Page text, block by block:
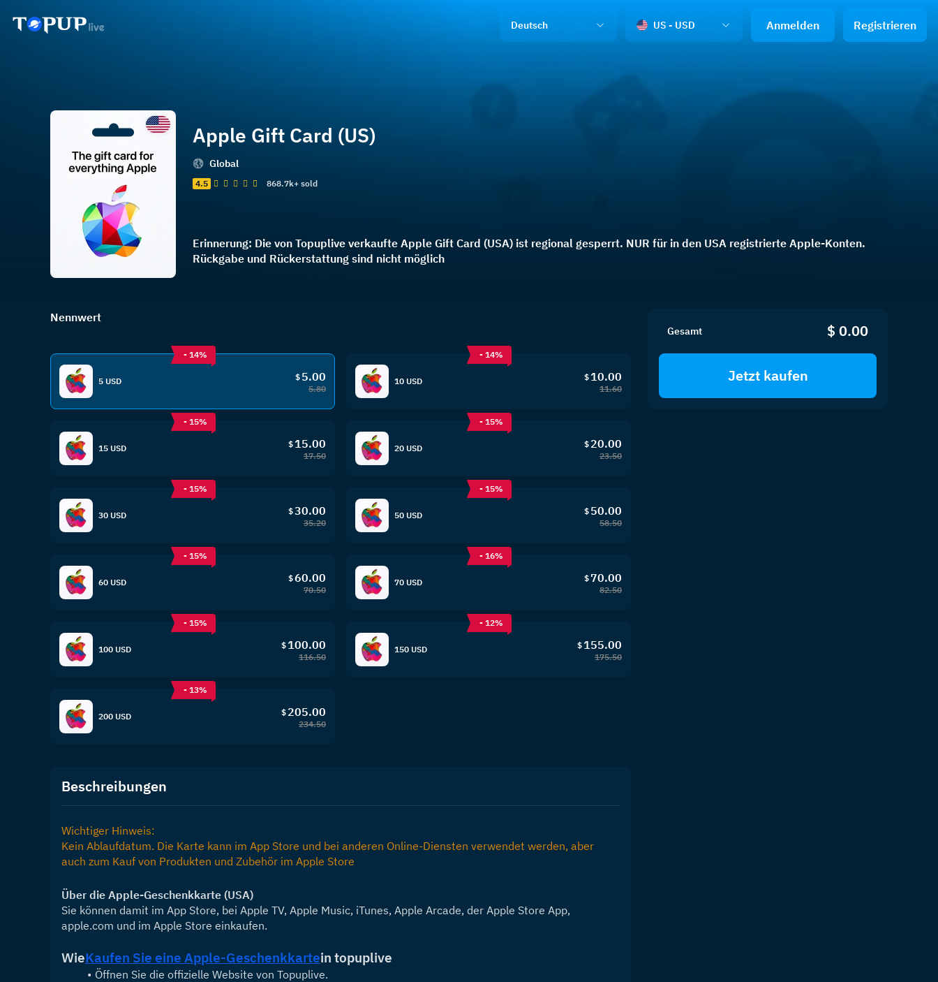
Deutsch US - USD Anmelden Registrieren
Apple Gift Card (US)
Global
4.5 868.7k+ sold
Erinnerung: Die von Topuplive verkaufte Apple Gift Card (USA) ist regional gesperrt. NUR für in den USA registrierte Apple-Konten.
Rückgabe und Rückerstattung sind nicht möglich
Nennwert
- 14%
5 USD $ 5.00
5.80
- 14%
10 USD $ 10.00
11.60
- 15%
15 USD $ 15.00
17.50
- 15%
20 USD $ 20.00
23.50
- 15%
30 USD $30.00
35.20
- 15%
50 USD $ 50.00
58.50
- 15%
60 USD $60.00
70.50
- 16%
70 USD $ 70.00
82.50
- 15%
100 USD $ 100.00
116.50
- 12%
150 USD $ 155.00
175.50
- 13%
200 USD $ 205.00
234.50
Beschreibungen
Wichtiger Hinweis:
Kein Ablaufdatum. Die Karte kann im App Store und bei anderen Online-Diensten verwendet werden, aber
auch zum Kauf von Produkten und Zubehör im Apple Store
Über die Apple-Geschenkkarte (USA)
Sie können damit im App Store, bei Apple TV, Apple Music, iTunes, Apple Arcade, der Apple Store App,
apple.com und im Apple Store einkaufen.
WieKaufen Sie eine Apple-Geschenkkartein topuplive
Öffnen Sie die offizielle Website von Topuplive.
Gesamt $ 0.00
Jetzt kaufen